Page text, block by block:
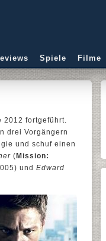
Spiele Filme
2012 fortgeführt.
drei Vorgängern
und schuf einen
( Mission:
und Edward